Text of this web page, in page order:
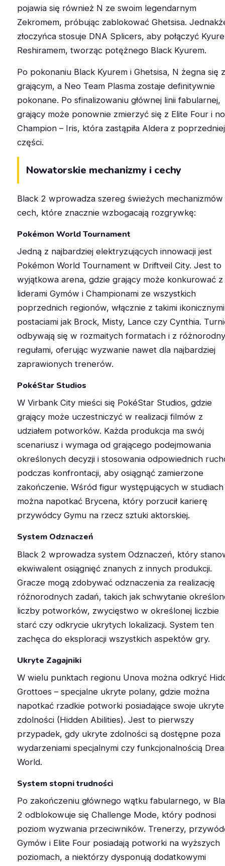
pojawia się również N ze swoim legendarnym
Zekromem, próbując zablokować Ghetsisa.
złoczyńca stosuje DNA Splicers, aby połączyć
Reshiramem, tworząc potężnego Black Kyurem.
Po pokonaniu Black Kyurem i Ghetsisa, N żegna się z
grającym, a Neo Team Plasma zostaje definitywnie
pokonane. Po sfinalizowaniu głównej linii fabularnej,
grający może ponownie zmierzyć się z Elite Four i
Champion – Iris, która zastąpiła Aldera z poprzedniej
części.
Nowatorskie mechanizmy i cechy
Black 2 wprowadza szereg świeżych mechanizmów
cech, które znacznie wzbogacają rozgrywkę:
Pokémon World Tournament
Jedną z najbardziej elektryzujących innowacji jest
Pokémon World Tournament w Driftveil City. Jest to
wyjątkowa arena, gdzie grający może konkurować z
liderami Gymów i Championami ze wszystkich
poprzednich regionów, włącznie z takimi ikonicznymi
postaciami jak Brock, Misty, Lance czy Cynthia.
odbywają się w rozmaitych formatach i z
regułami, oferując wyzwanie nawet dla najbardziej
zaprawionych trenerów.
PokéStar Studios
W Virbank City mieści się PokéStar Studios, gdzie
grający może uczestniczyć w realizacji filmów z
udziałem potworków. Każda produkcja ma swój
scenariusz i wymaga od grającego podejmowania
określonych decyzji i stosowania odpowiednich
podczas konfrontacji, aby osiągnąć zamierzone
zakończenie. Wśród figur występujących w studiach
można napotkać Brycena, który porzucił karierę
przywódcy Gymu na rzecz sztuki aktorskiej.
System Odznaczeń
Black 2 wprowadza system Odznaczeń, który
ekwiwalent osiągnięć znanych z innych produkcji.
Gracze mogą zdobywać odznaczenia za realizację
różnorodnych zadań, takich jak schwytanie
liczby potworków, zwycięstwo w określonej liczbie
starć czy odkrycie ukrytych lokalizacji. System ten
zachęca do eksploracji wszystkich aspektów gry.
Ukryte Zagajniki
W wielu punktach regionu Unova można odkryć
Grottoes – specjalne ukryte polany, gdzie można
napotkać rzadkie potworki posiadające swoje ukryte
zdolności (Hidden Abilities). Jest to pierwszy
przypadek, gdy ukryte zdolności są dostępne poza
wydarzeniami specjalnymi czy funkcjonalnością
World.
System stopni trudności
Po zakończeniu głównego wątku fabularnego, w
2 odblokowuje się Challenge Mode, który podnosi
poziom wyzwania przeciwników. Trenerzy,
Gymów i Elite Four posiadają potworki na wyższych
poziomach, a niektórzy dysponują dodatkowymi